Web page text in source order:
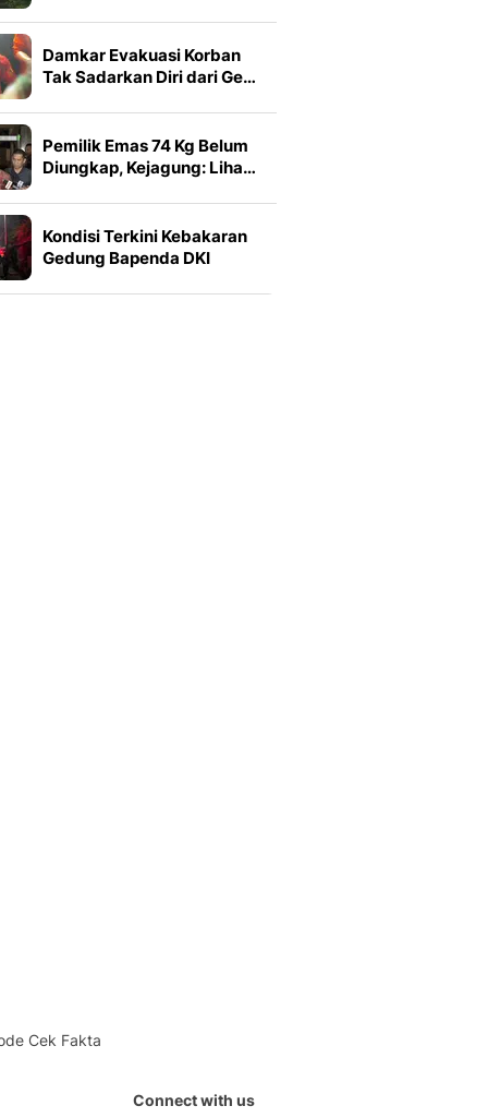
Damkar Evakuasi Korban
Tak Sadarkan Diri dari Ge…
Pemilik Emas 74 Kg Belum
Diungkap, Kejagung: Liha…
Kondisi Terkini Kebakaran
Gedung Bapenda DKI
Cek Fakta
Connect with us